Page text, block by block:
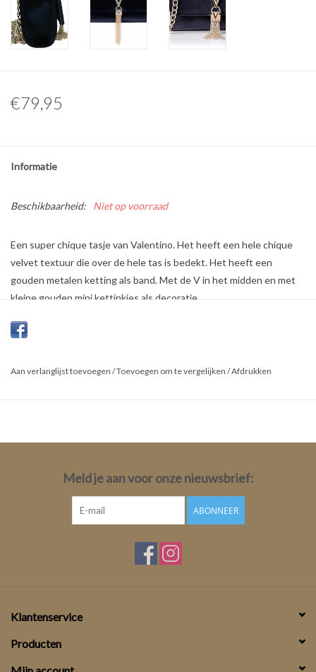
€79,95
Informatie
Beschikbaarheid: Niet op voorraad
Een super chique tasje van Valentino. Het heeft een hele chique
velvet textuur die over de hele tas is bedekt. Het heeft een
gouden metalen ketting als band. Met de V in het midden en met
kleine gouden mini kettinkjes als decoratie.
Kleur:
Aan verlanglijst toevoegen /Toevoegen om te vergelijken /Afdrukken
Meld je aan voor onze nieuwsbrief:
ABONNEER
Klantenservice
Producten